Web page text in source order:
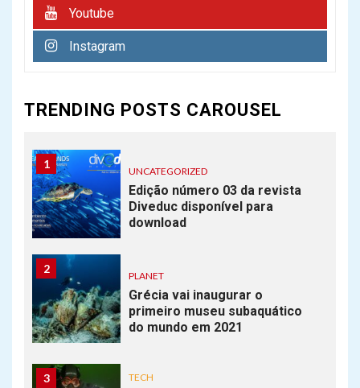
Youtube
Instagram
TRENDING POSTS CAROUSEL
7
descoberto na Austrália
1
UNCATEGORIZED
Edição número 03 da revista
Diveduc disponível para
download
2
PLANET
Grécia vai inaugurar o
primeiro museu subaquático
do mundo em 2021
3 TECH